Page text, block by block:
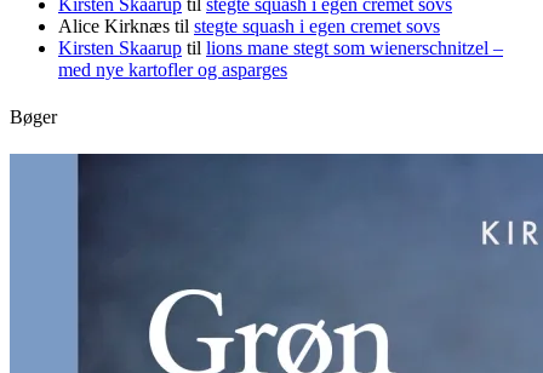
Kirsten Skaarup til stegte squash i egen cremet sovs
Alice Kirknæs til stegte squash i egen cremet sovs
Kirsten Skaarup til lions mane stegt som wienerschnitzel –
med nye kartofler og asparges
Bøger